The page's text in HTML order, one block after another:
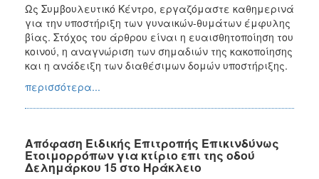
Ως Συμβουλευτικό Κέντρο, εργαζόμαστε καθημερινά
για την υποστήριξη των γυναικών-θυμάτων έμφυλης
βίας. Στόχος του άρθρου είναι η ευαισθητοποίηση του
κοινού, η αναγνώριση των σημαδιών της κακοποίησης
και η ανάδειξη των διαθέσιμων δομών υποστήριξης.
περισσότερα...
Απόφαση Ειδικής Επιτροπής Επικινδύνως
Ετοιμορρόπων για κτίριο επι της οδού
Δελημάρκου 15 στο Ηράκλειο